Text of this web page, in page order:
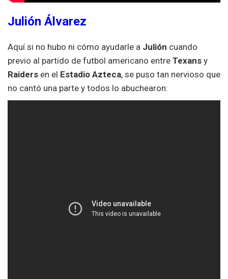
Julión Álvarez
Aquí si no hubo ni cómo ayudarle a Julión cuando
previo al partido de futbol americano entre Texans y
Raiders en el Estadio Azteca, se puso tan nervioso que
no cantó una parte y todos lo abuchearon: